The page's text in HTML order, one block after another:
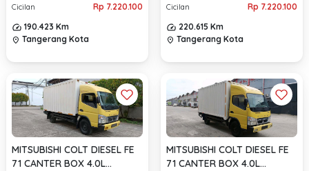
Cicilan
Rp 7.220.100
190.423 Km
location_on Tangerang Kota
Cicilan
Rp 7.220.100
220.615 Km
location_on Tangerang Kota
MITSUBISHI COLT DIESEL FE
71 CANTER BOX 4.0L
MITSUBISHI COLT DIESEL FE
71 CANTER BOX 4.0L